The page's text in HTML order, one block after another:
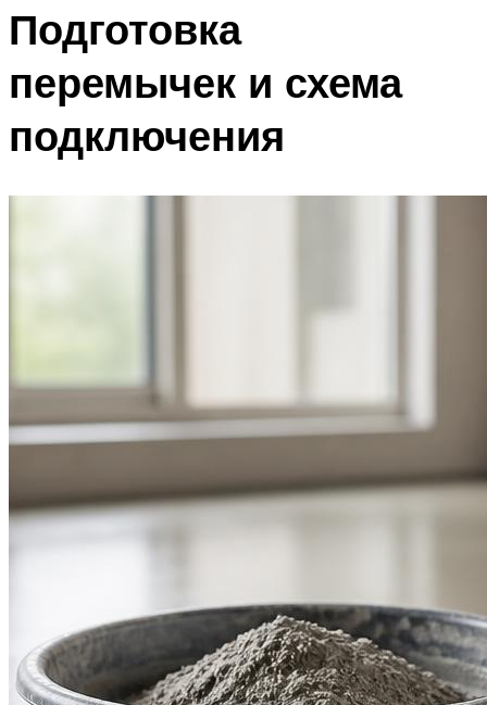
Подготовка
перемычек и схема
подключения